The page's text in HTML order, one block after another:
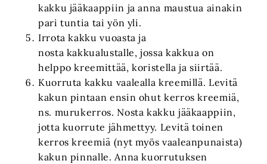
kakku jääkaappiin ja anna maustua ainakin
pari tuntia tai yön yli.
Irrota kakku vuoasta ja
nosta kakkualustalle, jossa kakkua on
helppo kreemittää, koristella ja siirtää.
Kuorruta kakku vaalealla kreemillä. Levitä
kakun pintaan ensin ohut kerros kreemiä,
ns. murukerros. Nosta kakku jääkaappiin,
jotta kuorrute jähmettyy. Levitä toinen
kerros kreemiä (nyt myös vaaleanpunaista)
kakun pinnalle. Anna kuorrutuksen